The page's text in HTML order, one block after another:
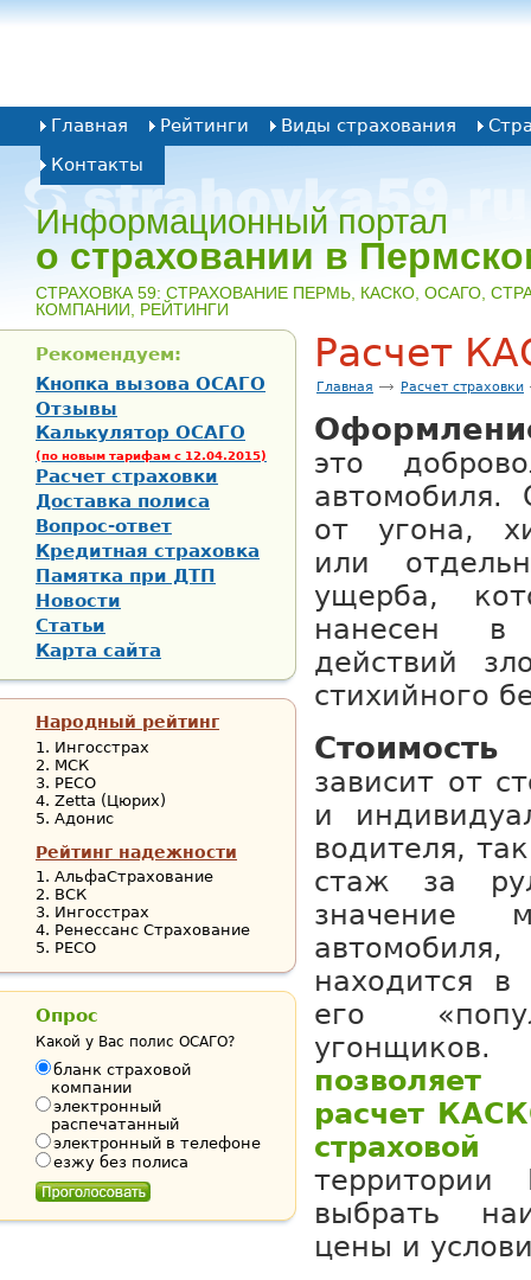
Информационный портал
о страховании в
CТРАХОВКА 59: СТРАХОВАНИЕ ПЕРМЬ, КАСКО, ОСАГО,
КОМПАНИИ, РЕЙТИНГИ
Главная Рейтинги Виды страхования
Контакты
Расчет
Главная Расчет страховки
это
автомобиля.
от угона,
или
ущерба,
нанесен в
действий
стихийного
зависит от
и
водителя,
стаж за
значение
находится
его
расчет
выбрать
цены и
Рекомендуем:
Кнопка вызова ОСАГО
Отзывы
Калькулятор ОСАГО
(по новым тарифам с 12.04.2015)
Расчет страховки
Доставка полиса
Вопрос-ответ
Кредитная страховка
Памятка при ДТП
Новости
Статьи
Карта сайта
Народный рейтинг
Ингосстрах
МСК
РЕСО
Zetta (Цюрих)
Адонис
Рейтинг надежности
АльфаСтрахование
ВСК
Ингосстрах
Ренессанс Страхование
РЕСО
Опрос
Какой у Вас полис ОСАГО?
бланк страховой
компании
электронный
распечатанный
электронный в телефоне
езжу без полиса